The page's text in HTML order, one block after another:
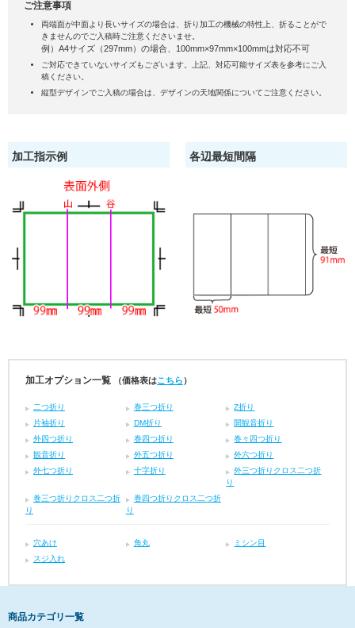
ご注意事項
両端面が中面より長いサイズの場合は、折り加工の機械の特性上、折ることがで
きませんのでご入稿時ご注意くださいませ。
例）A4サイズ（297mm）の場合、100mm×97mm×100mmは対応不可
ご対応できていないサイズもございます。上記、対応可能サイズ表を参考にご入
稿ください。
縦型デザインでご入稿の場合は、デザインの天地関係についてご注意ください。
加工指示例 各辺最短間隔
加工オプション一覧 （価格表はこちら）
二つ折り 巻三つ折り
Z折り
片袖折り
DM折り
開観音折り
外四つ折り
巻四つ折り
巻々四つ折り
観音折り
外五つ折り
外六つ折り
外七つ折り
十字折り
外三つ折りクロス二つ折
り
巻三つ折りクロス二つ折
り
巻四つ折りクロス二つ折
り
穴あけ 角丸
ミシン目
スジ入れ
商品カテゴリ一覧